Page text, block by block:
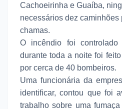
Cachoeirinha e Guaíba,
necessários dez caminhões
chamas.
O incêndio foi
durante toda a noite foi
por cerca de 40 bombeiros.
Uma funcionária da
identificar, contou que foi
trabalho sobre uma